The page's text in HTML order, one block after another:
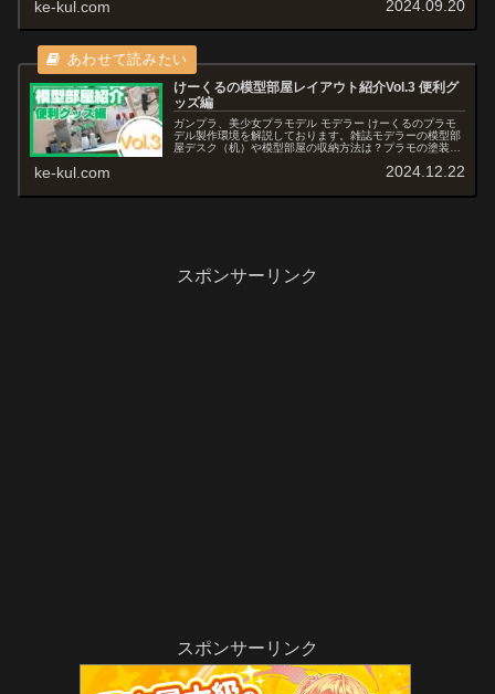
利グッズや模型部屋レイアウトも交えてご紹介していきま
を作ろう！3"にも掲載されました。
ke-kul.com 2024.09.20
けーくるの模型部屋レイアウト紹介Vol.3 便利グ
ッズ編
ガンプラ、美少女プラモデル モデラー けーくるのプラモ
デル製作環境を解説しております。雑誌モデラーの模型部
屋デスク（机）や模型部屋の収納方法は？プラモの塗装環
利グッズや模型部屋レイアウトも交えてご紹介していきま
を作ろう！3"にも掲載されました。
ke-kul.com 2024.12.22
スポンサーリンク
スポンサーリンク